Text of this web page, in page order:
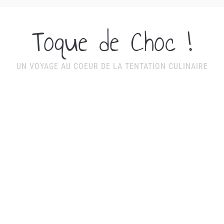
Toque de Choc !
UN VOYAGE AU COEUR DE LA TENTATION CULINAIRE